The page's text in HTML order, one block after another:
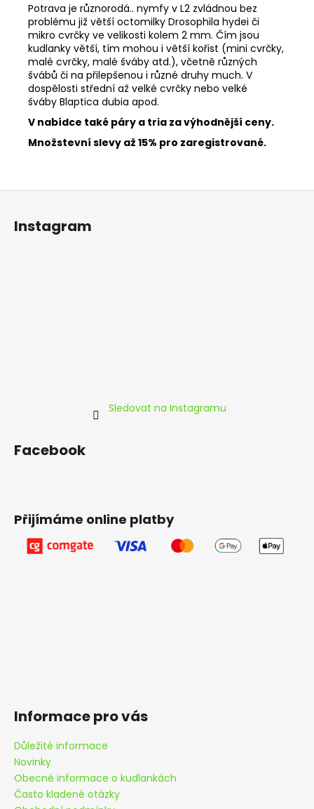
Potrava je různorodá.. nymfy v L2 zvládnou bez
problému již větší octomilky Drosophila hydei či
mikro cvrčky ve velikosti kolem 2 mm. Čím jsou
kudlanky větší, tím mohou i větší kořist (mini cvrčky,
malé cvrčky, malé šváby atd.), včetně různých
švábů či na přilepšenou i různé druhy much. V
dospělosti střední až velké cvrčky nebo velké
šváby Blaptica dubia apod.
V nabídce také páry a tria za výhodnější ceny.
Množstevní slevy až 15% pro zaregistrované.
Z
Instagram
Sledovat na Instagramu
Facebook
Přijímáme online platby
Informace pro vás
Důležité informace
Novinky
Obecné informace o kudlankách
Často kladené otázky